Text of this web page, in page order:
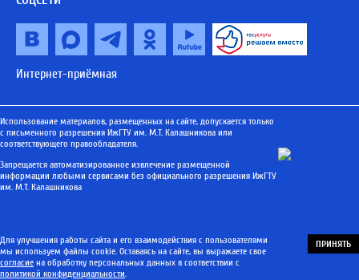
Интернет-приёмная
Использование материалов, размещенных на сайте, допускается только
с письменного разрешения ИжГТУ им. М.Т. Калашникова или
соответствующего правообладателя.
Запрещается автоматизированное извлечение размещенной
информации любыми сервисами без официального разрешения ИжГТУ
им. М.Т. Калашникова
Для улучшения работы сайта и его взаимодействия с пользователями
мы используем файлы cookie. Оставаясь на сайте, вы выражаете свое
согласие на обработку персональных данных в соответствии с
политикой конфиденциальности.
ПРИНЯТЬ